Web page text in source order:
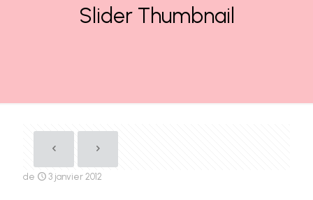
Slider Thumbnail
de 3 janvier 2012